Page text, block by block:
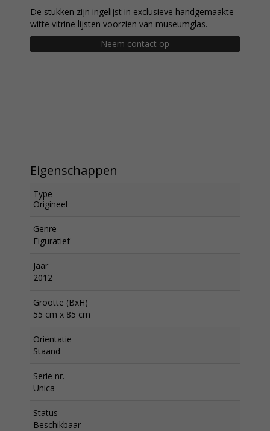
De stukken zijn ingelijst in exclusieve handgemaakte
witte vitrine lijsten voorzien van museumglas.
Neem contact op
Eigenschappen
Type
Origineel
Genre
Figuratief
Jaar
2012
Grootte (BxH)
55 cm x 85 cm
Oriëntatie
Staand
Serie nr.
Unica
Status
Beschikbaar